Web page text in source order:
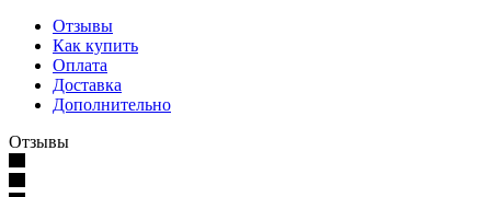
Отзывы
Как купить
Оплата
Доставка
Дополнительно
Отзывы